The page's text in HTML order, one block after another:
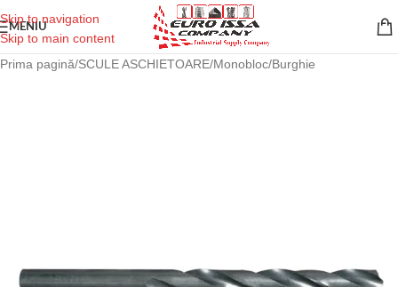
Skip to navigation
Skip to main content
MENIU
Prima pagină/SCULE ASCHIETOARE/Monobloc/Burghie